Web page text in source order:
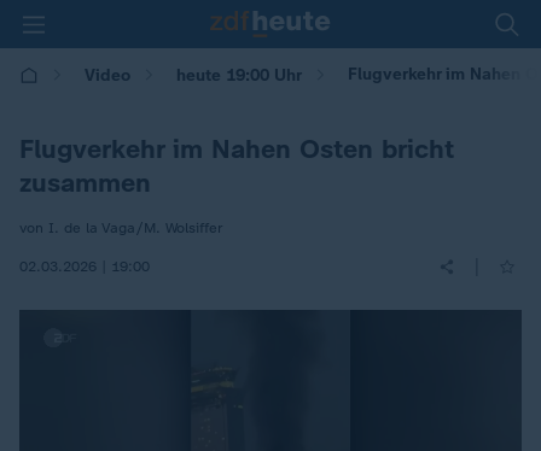
Video heute 19:00 Uhr Flugverkehr im Nahen
Flugverkehr im Nahen Osten bricht
zusammen
von I. de la Vaga/M. Wolsiffer
02.03.2026 | 19:00